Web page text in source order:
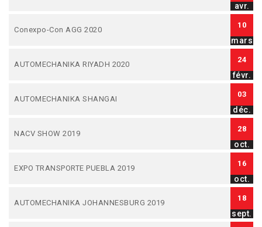
avr.
Conexpo-Con AGG 2020
10
mars
AUTOMECHANIKA RIYADH 2020
24
févr.
AUTOMECHANIKA SHANGAI
03
déc.
NACV SHOW 2019
28
oct.
EXPO TRANSPORTE PUEBLA 2019
16
oct.
AUTOMECHANIKA JOHANNESBURG 2019
18
sept.